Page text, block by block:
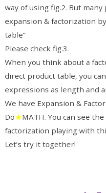
way of using fig.2. But
expansion & factorization
table”
Please check fig.3.
When you think about a
direct product table, you
expressions as length and
We have Expansion &
Do★MATH. You can see
factorization playing with
Let’s try it together!